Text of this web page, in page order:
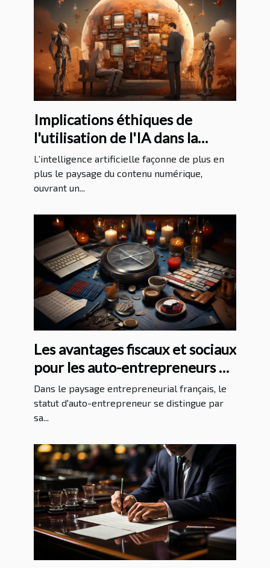
Implications éthiques de
l'utilisation de l'IA dans la
création de contenu
numérique
L’intelligence artificielle façonne de plus en
plus le paysage du contenu numérique,
ouvrant un...
Les avantages fiscaux et sociaux
pour les auto-entrepreneurs en
2023
Dans le paysage entrepreneurial français, le
statut d'auto-entrepreneur se distingue par
sa...